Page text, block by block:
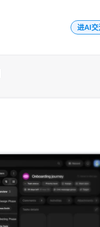
进AI交